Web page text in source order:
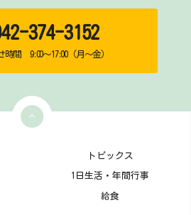
374-3152
時間 9:00～17:00（月～金）
トピックス
1日生活・年間行事
給食